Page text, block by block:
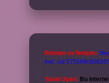
Reklam ve İletişim:
Yasal Uyarı: Bu